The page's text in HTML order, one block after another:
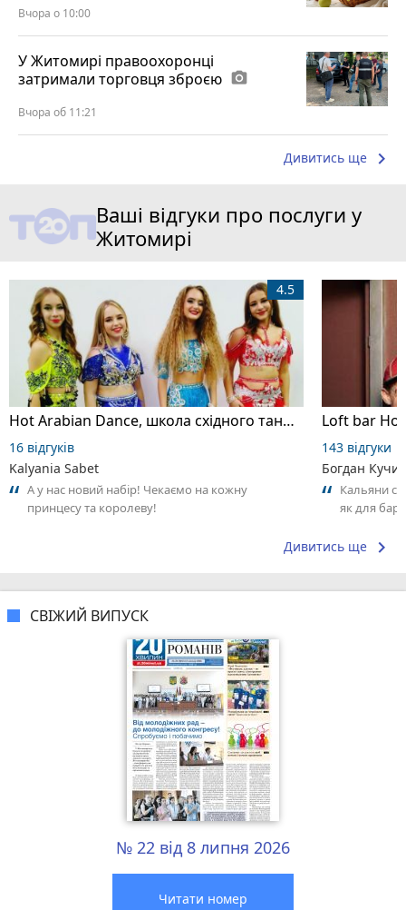
Вчора о 10:00
У Житомирі правоохоронці
затримали торговця зброєю photo_camera
Вчора об 11:21
Дивитись ще keyboard_arrow_right
Ваші відгуки про послуги у
Житомирі
Hot Arabian Dance, школа східного танцю
4.5
16 відгуків
Kalyania Sabet
А у нас новий набір! Чекаємо на кожну
принцесу та королеву!
Loft bar
143 відгуки
Богдан
Кальяни
як для
Дивитись ще keyboard_arrow_right
СВІЖИЙ ВИПУСК
№ 22 від 8 липня 2026
Читати номер